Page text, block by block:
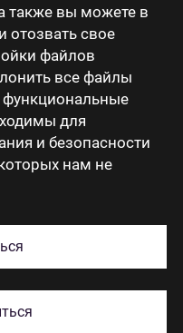
также вы можете в
свое
файлов
все файлы
для
и безопасности
нам не